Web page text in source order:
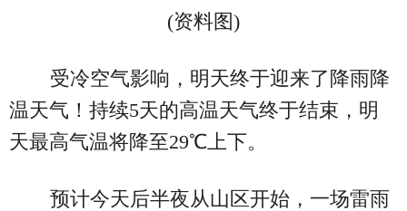
(资料图)
受冷空气影响，明天终于迎来了降雨降
温天气！持续5天的高温天气终于结束，明
天最高气温将降至29℃上下。
预计今天后半夜从山区开始，一场雷雨